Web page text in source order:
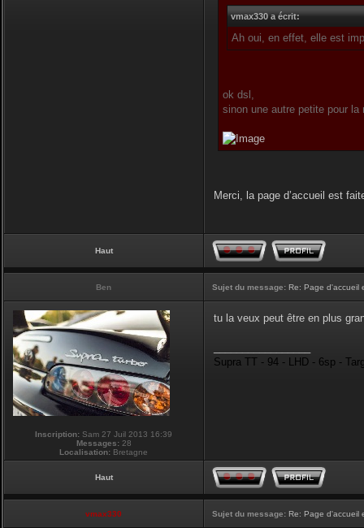
vmax330 a écrit:
Ah oui, en effet, elle est
ok dsl,
sinon une autre petite pour
Merci, la page d’accueil est
Haut
Ben Sujet du message: Re: Page d'accueil
Inscription: Sam 27 Juil 2013 16:39
Messages: 28
Localisation: Bretagne
tu la veux peut être en plus
Supra TT - 94 - LHD - 6sp -
Haut
vmax330 Sujet du message: Re: Page d'accueil